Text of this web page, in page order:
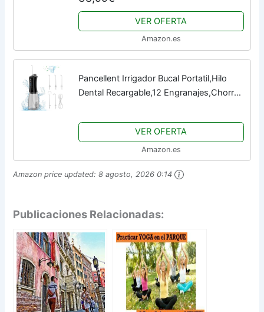
VER OFERTA
Amazon.es
Pancellent Irrigador Bucal Portatil,Hilo
Dental Recargable,12 Engranajes,Chorro
Tanque de Agua de 350 ml y 5 Puntas
VER OFERTA
Amazon.es
Amazon price updated:8 agosto, 2026 0:14
Publicaciones Relacionadas: